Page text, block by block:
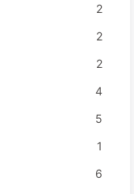
2
2
2
4
5
1
6